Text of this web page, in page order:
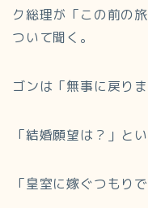
ク総理が「この前の
ついて聞く。
ゴンは「無事に戻り
「結婚願望は？」と
「皇室に嫁ぐつもり